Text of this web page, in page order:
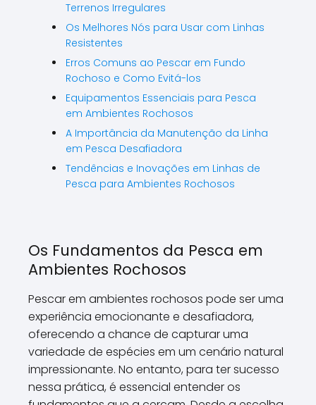
Terrenos Irregulares
Os Melhores Nós para Usar com Linhas
Resistentes
Erros Comuns ao Pescar em Fundo
Rochoso e Como Evitá-los
Equipamentos Essenciais para Pesca
em Ambientes Rochosos
A Importância da Manutenção da Linha
em Pesca Desafiadora
Tendências e Inovações em Linhas de
Pesca para Ambientes Rochosos
Os Fundamentos da Pesca em
Ambientes Rochosos
Pescar em ambientes rochosos pode ser uma
experiência emocionante e desafiadora,
oferecendo a chance de capturar uma
variedade de espécies em um cenário natural
impressionante. No entanto, para ter sucesso
nessa prática, é essencial entender os